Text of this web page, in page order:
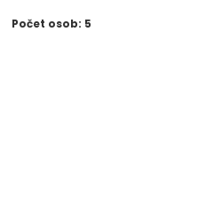
Počet osob: 5